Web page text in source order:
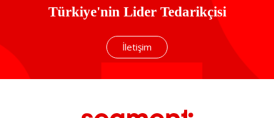
Türkiye'nin Lider Tedarikçisi
İletişim